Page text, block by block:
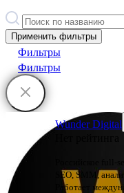
Применить фильтры
Фильтры
Фильтры
Wunder Digital
Российское full-
SEO, SMM,
Работает